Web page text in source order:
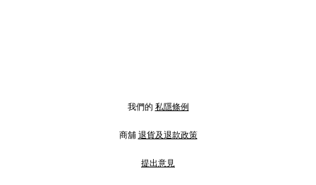
我們的 私隱條例
商舖 退貨及退款政策
提出意見